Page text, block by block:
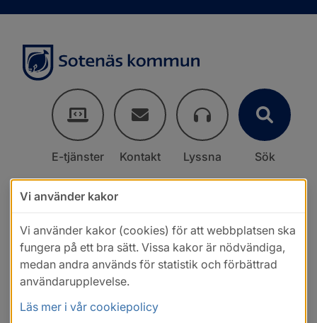
E-tjänster Kontakt Lyssna Sök
Vi använder kakor
Vi använder kakor (cookies) för att webbplatsen ska
fungera på ett bra sätt. Vissa kakor är nödvändiga,
medan andra används för statistik och förbättrad
användarupplevelse.
Läs mer i vår cookiepolicy